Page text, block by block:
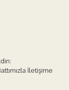
İletişime